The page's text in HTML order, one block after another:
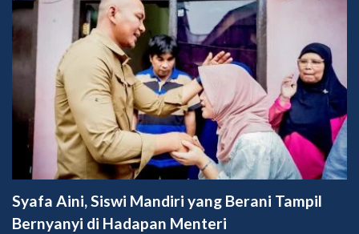
Syafa Aini, Siswi Mandiri yang Berani Tampil
Bernyanyi di Hadapan Menteri